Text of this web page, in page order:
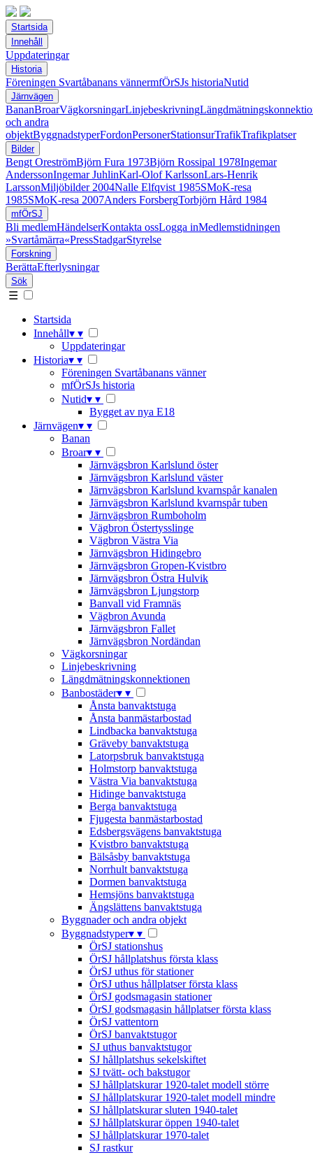
Startsida
Innehåll
Uppdateringar
Historia
Föreningen Svartåbanans vännermfÖrSJs historiaNutid
Järnvägen
BananBroarVägkorsningarLinjebeskrivning
och andra
objektByggnadstyperFordonPersonerStationsurTrafikTrafikplatser
Bilder
Bengt OreströmBjörn Fura 1973Björn Rossipal 1978Ingemar
AnderssonIngemar JuhlinKarl-Olof KarlssonLars-Henrik
LarssonMiljöbilder 2004Nalle Elfqvist 1985SMoK-resa
1985SMoK-resa 2007Anders ForsbergTorbjörn Hård 1984
mfÖrSJ
Bli medlemHändelserKontakta ossLogga inMedlemstidningen
»Svartåmärra«PressStadgarStyrelse
Forskning
BerättaEfterlysningar
Sök
☰
Startsida
Innehåll▾ ▾
Uppdateringar
Historia▾ ▾
Föreningen Svartåbanans vänner
mfÖrSJs historia
Nutid▾ ▾
Bygget av nya E18
Järnvägen▾ ▾
Banan
Broar▾ ▾
Järnvägsbron Karlslund öster
Järnvägsbron Karlslund väster
Järnvägsbron Karlslund kvarnspår kanalen
Järnvägsbron Karlslund kvarnspår tuben
Järnvägsbron Rumboholm
Vägbron Östertysslinge
Vägbron Västra Via
Järnvägsbron Hidingebro
Järnvägsbron Gropen-Kvistbro
Järnvägsbron Östra Hulvik
Järnvägsbron Ljungstorp
Banvall vid Framnäs
Vägbron Avunda
Järnvägsbron Fallet
Järnvägsbron Nordändan
Vägkorsningar
Linjebeskrivning
Längdmätningskonnektionen
Banbostäder▾ ▾
Ånsta banvaktstuga
Ånsta banmästarbostad
Lindbacka banvaktstuga
Gräveby banvaktstuga
Latorpsbruk banvaktstuga
Holmstorp banvaktstuga
Västra Via banvaktstuga
Hidinge banvaktstuga
Berga banvaktstuga
Fjugesta banmästarbostad
Edsbergsvägens banvaktstuga
Kvistbro banvaktstuga
Bälsåsby banvaktstuga
Norrhult banvaktstuga
Dormen banvaktstuga
Hemsjöns banvaktstuga
Ängslättens banvaktstuga
Byggnader och andra objekt
Byggnadstyper▾ ▾
ÖrSJ stationshus
ÖrSJ hållplatshus första klass
ÖrSJ uthus för stationer
ÖrSJ uthus hållplatser första klass
ÖrSJ godsmagasin stationer
ÖrSJ godsmagasin hållplatser första klass
ÖrSJ vattentorn
ÖrSJ banvaktstugor
SJ uthus banvaktstugor
SJ hållplatshus sekelskiftet
SJ tvätt- och bakstugor
SJ hållplatskurar 1920-talet modell större
SJ hållplatskurar 1920-talet modell mindre
SJ hållplatskurar sluten 1940-talet
SJ hållplatskurar öppen 1940-talet
SJ hållplatskurar 1970-talet
SJ rastkur